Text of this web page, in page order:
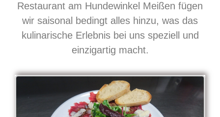
Restaurant am Hundewinkel Meißen fügen
wir saisonal bedingt alles hinzu, was das
kulinarische Erlebnis bei uns speziell und
einzigartig macht.